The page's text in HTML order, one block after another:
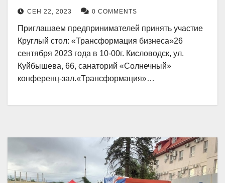
СЕН 22, 2023 0 COMMENTS
Приглашаем предпринимателей принять участие
Круглый стол: «Трансформация бизнеса»26
сентября 2023 года в 10-00г. Кисловодск, ул.
Куйбышева, 66, санаторий «Солнечный»
конференц-зал.«Трансформация»…